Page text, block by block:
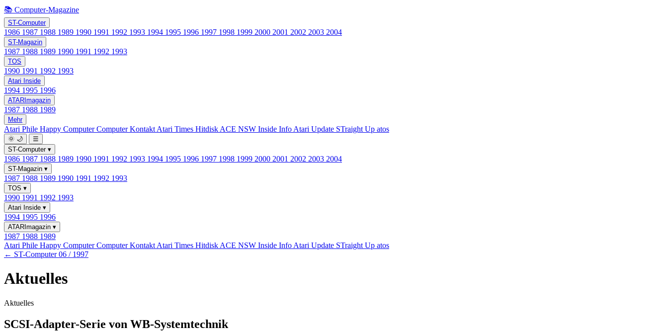
📚 Computer-Magazine
ST-Computer
1986 1987 1988 1989 1990 1991 1992 1993 1994 1995 1996 1997 1998 1999 2000 2001 2002 2003 2004
ST-Magazin
1987 1988 1989 1990 1991 1992 1993
TOS
1990 1991 1992 1993
Atari Inside
1994 1995 1996
ATARImagazin
1987 1988 1989
Mehr
Atari Phile Happy ComputerComputer Kontakt Atari Times Hitdisk ACE NSW Inside Info Atari Update STraight Up atos
🌞 🌙
☰
ST-Computer ▾
1986 1987 1988 1989 1990 1991 1992 1993 1994 1995 1996 1997 1998 1999 2000 2001 2002 2003 2004
ST-Magazin ▾
1987 1988 1989 1990 1991 1992 1993
TOS ▾
1990 1991 1992 1993
Atari Inside ▾
1994 1995 1996
ATARImagazin ▾
1987 1988 1989
Atari Phile Happy ComputerComputer Kontakt Atari Times Hitdisk ACE NSW Inside Info Atari Update STraight Up atos
← ST-Computer 06 / 1997
Aktuelles
Aktuelles
SCSI-Adapter-Serie von WB-Systemtechnik